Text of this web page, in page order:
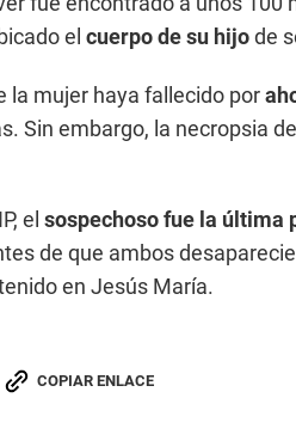
el cuerpo de su hijode
la mujer haya fallecido por
Sin embargo, la necropsia
el sospechoso fue la última
de que ambos
en Jesús María.
COPIAR ENLACE